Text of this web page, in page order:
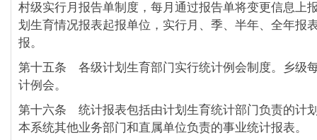
村级实行月报告单制度，每月通过报告单将变更信息上
划生育情况报表起报单位，实行月、季、半年、全年报
报。
第十五条 各级计划生育部门实行统计例会制度。乡级
计例会。
第十六条 统计报表包括由计划生育统计部门负责的计
本系统其他业务部门和直属单位负责的事业统计报表。